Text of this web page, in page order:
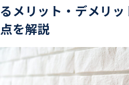
るメリット・デメリ
点を解説